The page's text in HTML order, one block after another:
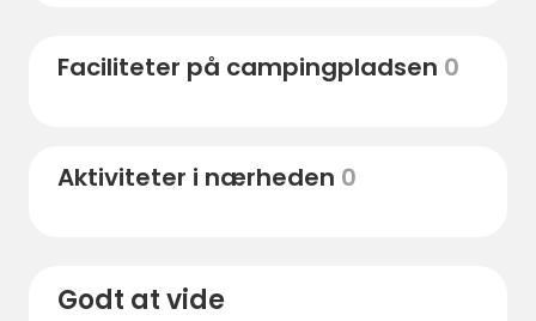
Faciliteter på campingpladsen 0
Aktiviteter i nærheden 0
Godt at vide